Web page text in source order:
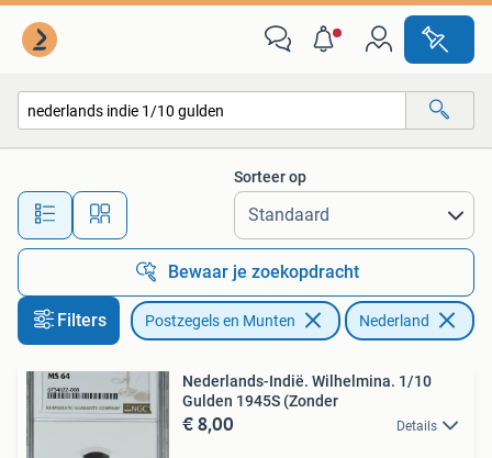
Alle afstanden…
Sorteer op
Bewaar je zoekopdracht
Filters Postzegels en Munten Nederland
Nederlands-Indië. Wilhelmina. 1/10
Gulden 1945S (Zonder
€ 8,00 Details